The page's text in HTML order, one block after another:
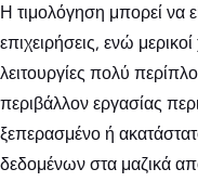
Η τιμολόγηση μπορεί να
επιχειρήσεις, ενώ
λειτουργίες πολύ
περιβάλλον εργασίας
ξεπερασμένο ή
δεδομένων στα μαζικά